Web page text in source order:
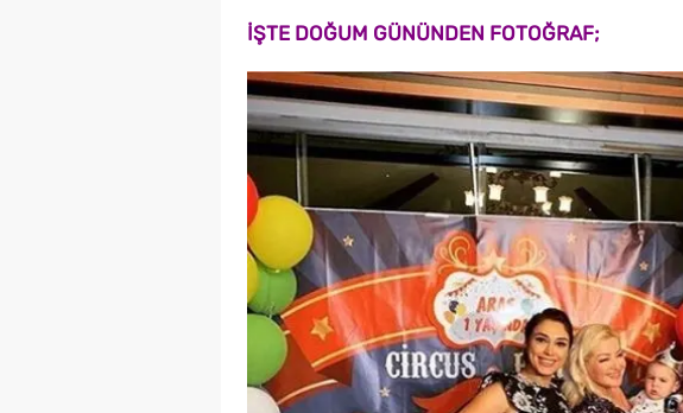
İŞTE DOĞUM GÜNÜNDEN FOTOĞRAF;